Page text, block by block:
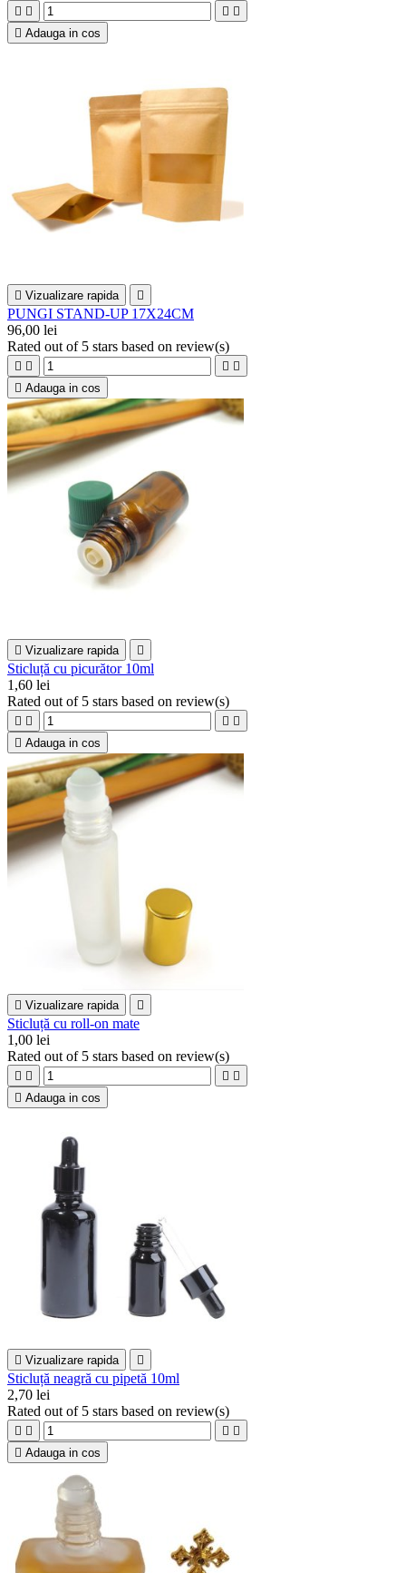
   
 Adauga in cos
 Vizualizare rapida 
PUNGI STAND-UP 17X24CM
96,00 lei
Rated out of 5 stars based on review(s)
   
 Adauga in cos
 Vizualizare rapida 
Sticluță cu picurător 10ml
1,60 lei
Rated out of 5 stars based on review(s)
   
 Adauga in cos
 Vizualizare rapida 
Sticluță cu roll-on mate
1,00 lei
Rated out of 5 stars based on review(s)
   
 Adauga in cos
 Vizualizare rapida 
Sticluță neagră cu pipetă 10ml
2,70 lei
Rated out of 5 stars based on review(s)
   
 Adauga in cos